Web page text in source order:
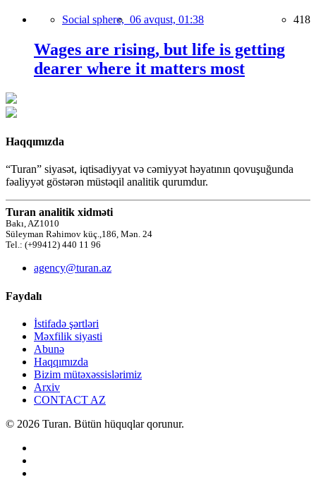
Social sphere, 06 avqust, 01:38 418
Wages are rising, but life is getting
dearer where it matters most
Haqqımızda
“Turan” siyasət, iqtisadiyyat və cəmiyyət həyatının qovuşuğunda
fəaliyyət göstərən müstəqil analitik qurumdur.
Turan analitik xidməti
Bakı, AZ1010
Süleyman Rəhimov küç.,186, Mən. 24
Tel.: (+99412) 440 11 96
agency@turan.az
Faydalı
İstifadə şərtləri
Məxfilik siyasti
Abunə
Haqqımızda
Bizim mütəxəssislərimiz
Arxiv
CONTACT AZ
© 2026 Turan. Bütün hüquqlar qorunur.